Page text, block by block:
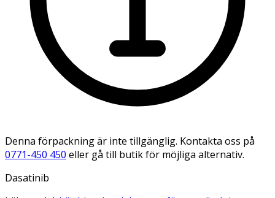
Denna förpackning är inte tillgänglig. Kontakta oss på
0771-450 450 eller gå till butik för möjliga alternativ.
Dasatinib